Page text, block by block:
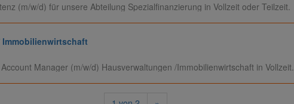
(m/w/d) für unsere Abteilung Spezialfinanzierung in Vollzeit oder Teilzeit.
Immobilienwirtschaft
Manager (m/w/d) Hausverwaltungen /Immobilienwirtschaft in Vollzeit.